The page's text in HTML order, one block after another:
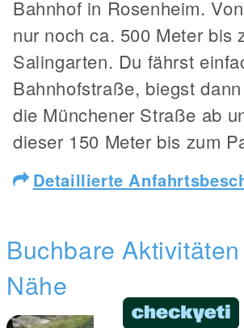
Bahnhof in Rosenheim.
nur noch ca. 500 Meter bis
Salingarten. Du fährst
Bahnhofstraße, biegst
die Münchener Straße ab
dieser 150 Meter bis zum
Detaillierte
Buchbare
Nähe